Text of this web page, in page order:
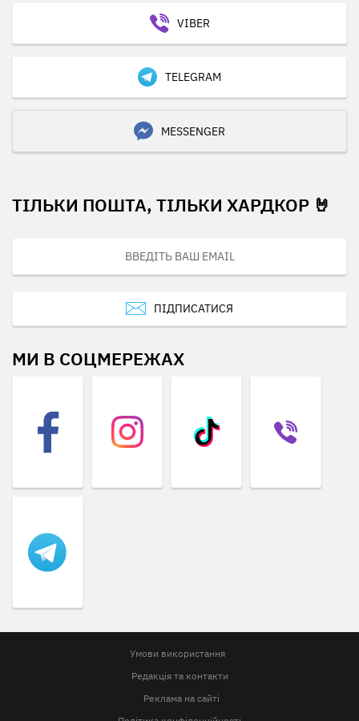
VIBER
TELEGRAM
MESSENGER
ТІЛЬКИ ПОШТА, ТІЛЬКИ ХАРДКОР 🤘
ПІДПИСАТИСЯ
МИ В СОЦМЕРЕЖАХ
Умови використання
Редакція та контакти
Реклама на сайті